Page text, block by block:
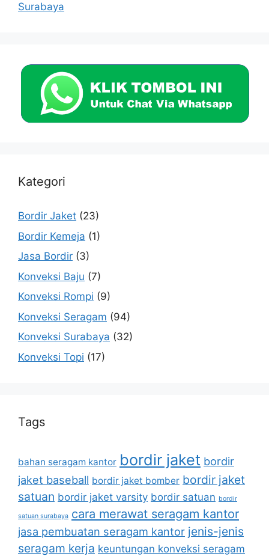
Surabaya
Kategori
Bordir Jaket (23)
Bordir Kemeja (1)
Jasa Bordir (3)
Konveksi Baju (7)
Konveksi Rompi (9)
Konveksi Seragam (94)
Konveksi Surabaya (32)
Konveksi Topi (17)
Tags
bahan seragam kantor bordir jaket bordir
jaket baseball bordir jaket bomber bordir jaket
satuan bordir jaket varsity bordir satuan bordir
satuan surabaya cara merawat seragam kantor
jasa pembuatan seragam kantor jenis-jenis
seragam kerja keuntungan konveksi seragam